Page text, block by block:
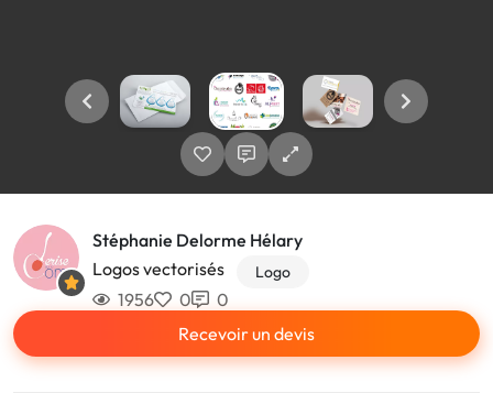
Stéphanie Delorme Hélary
Logos vectorisés
Logo
1956 0
0
Recevoir un devis